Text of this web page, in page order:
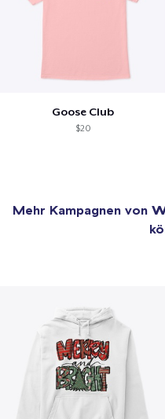
Goose Club
$20
Mehr Kampagnen von